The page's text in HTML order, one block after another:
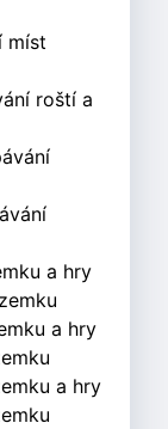
míst
roští a
a hry
a hry
a hry